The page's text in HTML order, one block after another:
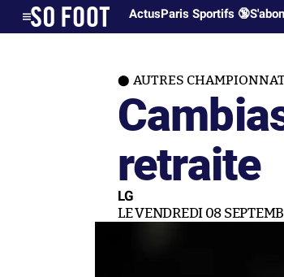
ActusParis Sportifs 🔞
AUTRES
retraite
LG
LE VENDREDI 08